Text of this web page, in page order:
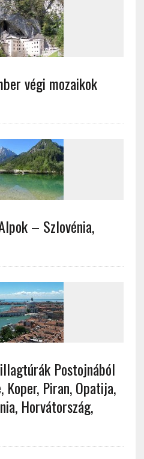
végi mozaikok
– Szlovénia,
Postojnából
Piran, Opatija,
Horvátország,